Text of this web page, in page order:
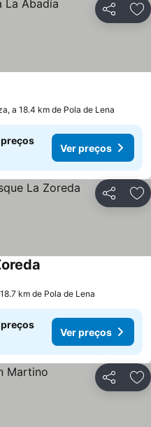
Partilhar
a 18.4 km de Pola de Lena
preços
Ver preços
Partilhar
km de Pola de Lena
preços
Ver preços
Partilhar